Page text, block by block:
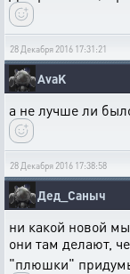
28 Декабря 2016 17:31:21
AvaK
а не лучше ли
28 Декабря 2016 17:38:58
Дед_Саныч
ни какой новой
они там делают,
"плюшки"